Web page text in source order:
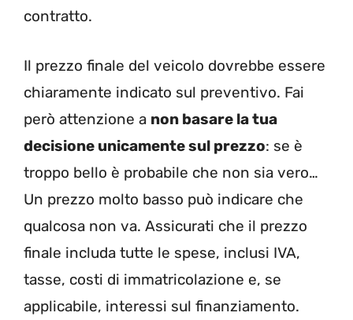
contratto.
Il prezzo finale del veicolo dovrebbe essere
chiaramente indicato sul preventivo. Fai
però attenzione a non basare la tua
decisione unicamente sul prezzo: se è
troppo bello è probabile che non sia vero…
Un prezzo molto basso può indicare che
qualcosa non va. Assicurati che il prezzo
finale includa tutte le spese, inclusi IVA,
tasse, costi di immatricolazione e, se
applicabile, interessi sul finanziamento.